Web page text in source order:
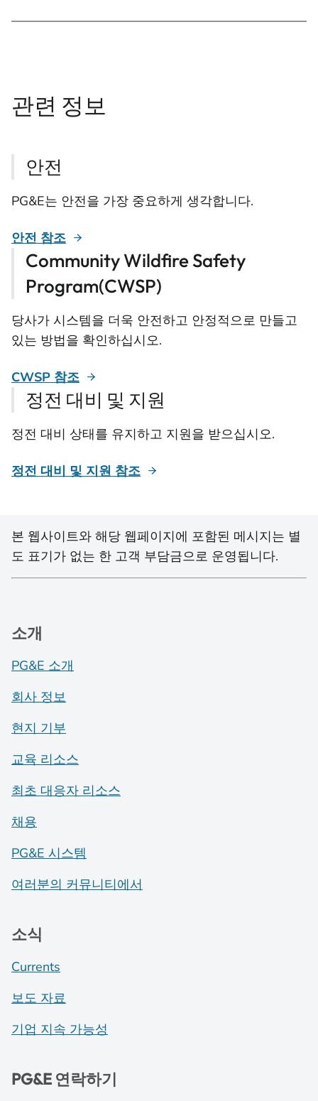
관련 정보
안전
PG&E는 안전을 가장 중요하게 생각합니다.
안전 참조
Community Wildfire Safety
Program(CWSP)
당사가 시스템을 더욱 안전하고 안정적으로 만들고
있는 방법을 확인하십시오.
CWSP 참조
정전 대비 및 지원
정전 대비 상태를 유지하고 지원을 받으십시오.
정전 대비 및 지원 참조
본 웹사이트와 해당 웹페이지에 포함된 메시지는 별
도 표기가 없는 한 고객 부담금으로 운영됩니다.
소개
PG&E 소개
회사 정보
현지 기부
교육 리소스
최초 대응자 리소스
채용
PG&E 시스템
여러분의 커뮤니티에서
소식
Currents
보도 자료
기업 지속 가능성
PG&E 연락하기